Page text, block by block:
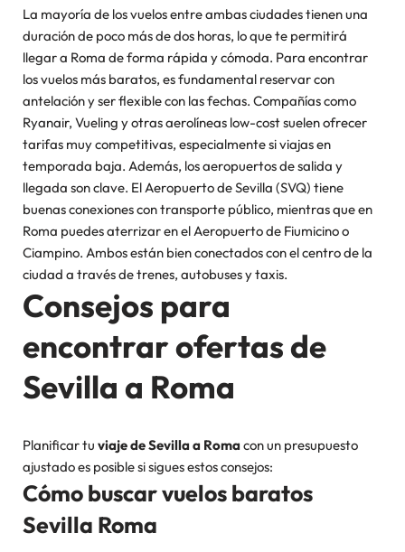
La mayoría de los vuelos entre ambas ciudades tienen una
duración de poco más de dos horas, lo que te permitirá
llegar a Roma de forma rápida y cómoda. Para encontrar
los vuelos más baratos, es fundamental reservar con
antelación y ser flexible con las fechas. Compañías como
Ryanair, Vueling y otras aerolíneas low-cost suelen ofrecer
tarifas muy competitivas, especialmente si viajas en
temporada baja. Además, los aeropuertos de salida y
llegada son clave. El Aeropuerto de Sevilla (SVQ) tiene
buenas conexiones con transporte público, mientras que en
Roma puedes aterrizar en el Aeropuerto de Fiumicino o
Ciampino. Ambos están bien conectados con el centro de la
ciudad a través de trenes, autobuses y taxis.
Consejos para
encontrar ofertas de
Sevilla a Roma
Planificar tu viaje de Sevilla a Romacon un presupuesto
ajustado es posible si sigues estos consejos:
Cómo buscar vuelos baratos
Sevilla Roma